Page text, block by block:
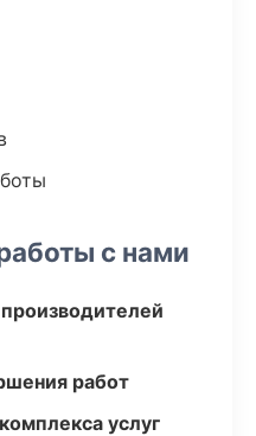
с нами
работ
услуг